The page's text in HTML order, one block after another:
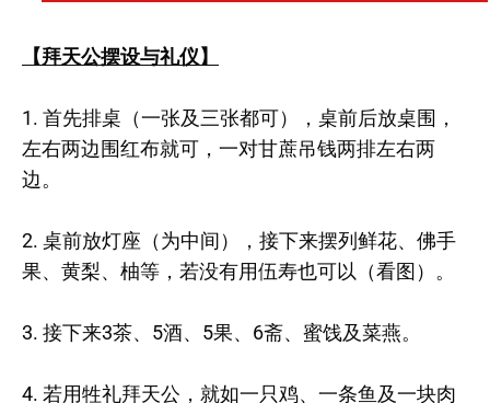
【拜天公摆设与礼仪】
1. 首先排桌（一张及三张都可），桌前后放桌围，
左右两边围红布就可，一对甘蔗吊钱两排左右两
边。
2. 桌前放灯座（为中间），接下来摆列鲜花、佛手
果、黄梨、柚等，若没有用伍寿也可以（看图）。
3. 接下来3茶、5酒、5果、6斋、蜜饯及菜燕。
4. 若用牲礼拜天公，就如一只鸡、一条鱼及一块肉